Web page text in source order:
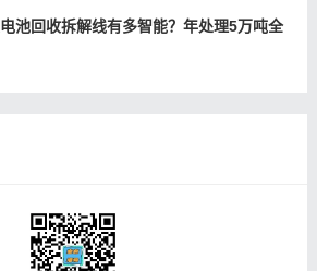
池回收拆解线有多智能？年处理5万吨全